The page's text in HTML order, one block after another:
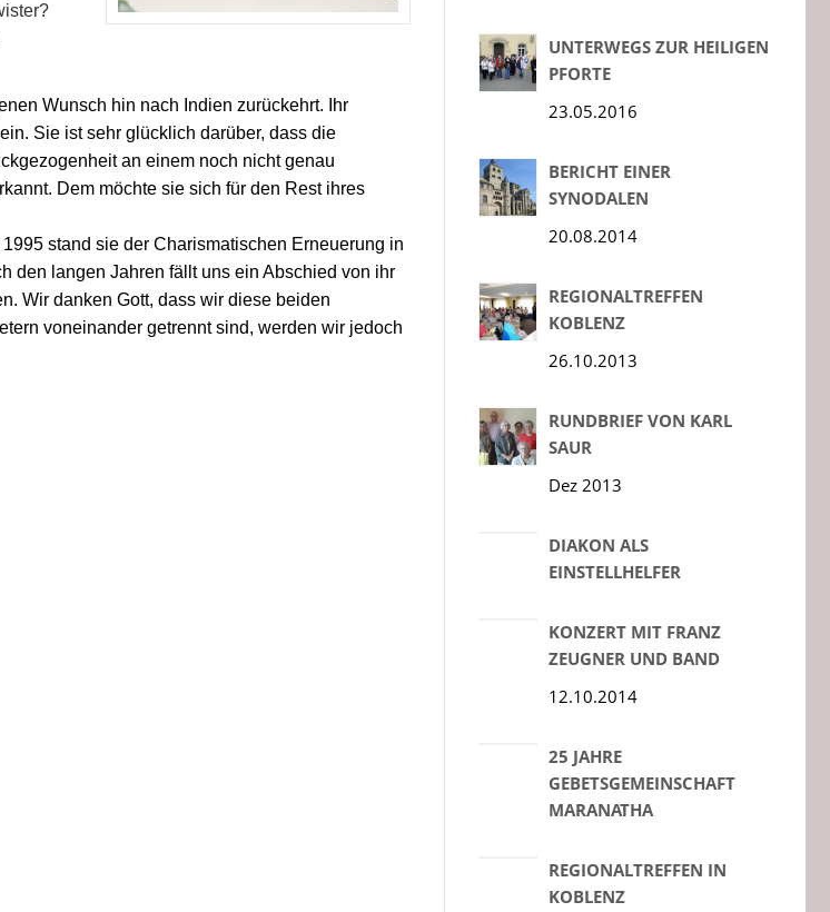
Wunsch hin nach Indien zurückehrt. Ihr
Sie ist sehr glücklich darüber, dass die
an einem noch nicht genau
Dem möchte sie sich für den Rest ihres
stand sie der Charismatischen Erneuerung in
den langen Jahren fällt uns ein Abschied von ihr
Wir danken Gott, dass wir diese beiden
voneinander getrennt sind, werden wir jedoch
UNTERWEGS ZUR HEILIGEN
PFORTE
23.05.2016
BERICHT EINER
SYNODALEN
20.08.2014
REGIONALTREFFEN
KOBLENZ
26.10.2013
RUNDBRIEF VON KARL
SAUR
Dez 2013
DIAKON ALS
EINSTELLHELFER
KONZERT MIT FRANZ
ZEUGNER UND BAND
12.10.2014
25 JAHRE
GEBETSGEMEINSCHAFT
MARANATHA
REGIONALTREFFEN IN
KOBLENZ